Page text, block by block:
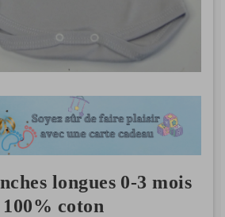
longues 0-3 mois
coton